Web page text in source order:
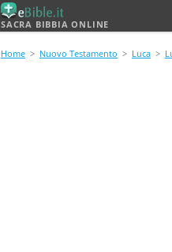
SACRA BIBBIA ONLINE
Home > Nuovo Testamento > Luca >